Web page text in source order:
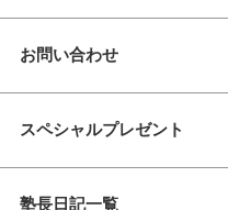
お問い合わせ
スペシャルプレゼント
塾長日記一覧